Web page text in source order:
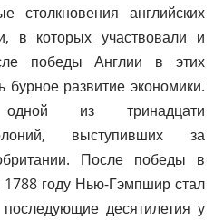
столкновения английских
в которых участвовали и
победы Англии в этих
бурное развитие экономики.
из тринадцати
выступивших за
После победы в
1788 году Нью-Гэмпшир стал
десятилетия у